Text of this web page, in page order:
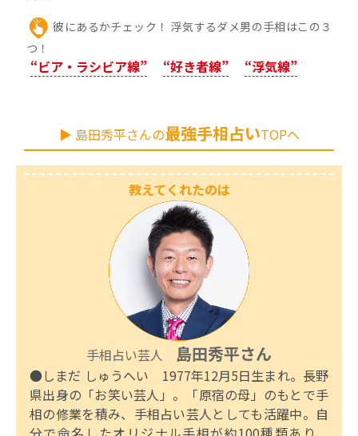
彼にあるかチェック！ 浮気するダメ男の手相はこの３
つ！
“ビア・ラシビア線” “好き者線” “浮気線”
▶ 島田秀平さんの最強手相占いTOPへ
教えてくれたのは
手相占い芸人 島田秀平さん
●しまだ しゅうへい 1977年12月5日生まれ。長野
県出身の「お笑い芸人」。「原宿の母」のもとで手
相の修業を積み、手相占い芸人としても活躍中。自